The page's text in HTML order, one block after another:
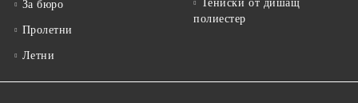
За бюро
Пролетни
Летни
Тениски от дишащ
полиестер